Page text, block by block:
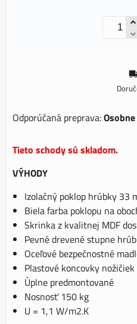
Osobne
Tieto schody sú skladom.
VÝHODY
Izolačný poklop hrúbky 33
Biela farba poklopu na
Skrinka z kvalitnej MDF
Pevné drevené stupne
Oceľové bezpečnostné
Plastové koncovky nožičiek
Úplne predmontované
Nosnosť 150 kg
U = 1,1 W/m2.K